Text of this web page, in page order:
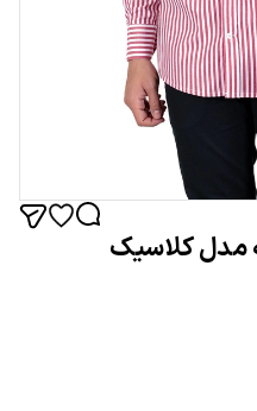
مدل کلاسیک